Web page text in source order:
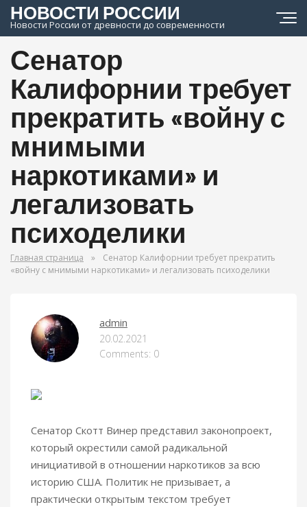
НОВОСТИ РОССИИ
Новости России от древности до современности
Сенатор
Калифорнии требует
прекратить «войну с
мнимыми
наркотиками» и
легализовать
психоделики
Главная страница »
Сенатор Калифорнии требует прекратить
«войну с мнимыми наркотиками» и легализовать психоделики
ОРУЖИЕ МИРА
admin
20.02.2021
Comments: 0
Сенатор Скотт Винер представил законопроект,
который окрестили самой радикальной
инициативой в отношении наркотиков за всю
историю США. Политик не призывает, а
практически открытым текстом требует